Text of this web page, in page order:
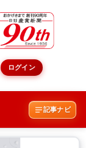
ログイン
記事ナビ